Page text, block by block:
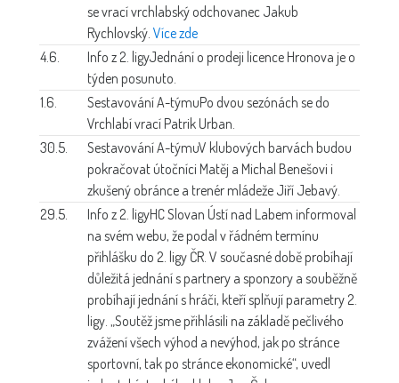
se vrací vrchlabský odchovanec Jakub
Rychlovský. Více zde
4.6.
Info z 2. ligyJednání o prodeji licence Hronova je o
týden posunuto.
1.6.
Sestavování A-týmuPo dvou sezónách se do
Vrchlabí vrací Patrik Urban.
30.5.
Sestavování A-týmuV klubových barvách budou
pokračovat útočníci Matěj a Michal Benešovi i
zkušený obránce a trenér mládeže Jiří Jebavý.
29.5.
Info z 2. ligyHC Slovan Ústí nad Labem informoval
na svém webu, že podal v řádném termínu
přihlášku do 2. ligy ČR. V současné době probíhají
důležitá jednání s partnery a sponzory a souběžně
probíhají jednání s hráči, kteří splňují parametry 2.
ligy. „Soutěž jsme přihlásili na základě pečlivého
zvážení všech výhod a nevýhod, jak po stránce
sportovní, tak po stránce ekonomické“, uvedl